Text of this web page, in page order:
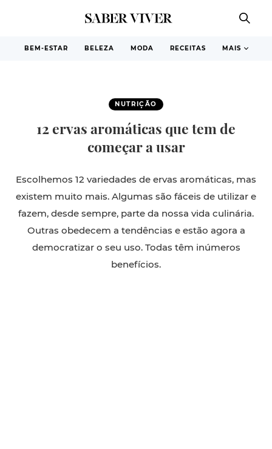
BEM-ESTAR BELEZA MODA RECEITAS MAIS
NUTRIÇÃO
12 ervas aromáticas que tem de
começar a usar
Escolhemos 12 variedades de ervas aromáticas, mas
existem muito mais. Algumas são fáceis de utilizar e
fazem, desde sempre, parte da nossa vida culinária.
Outras obedecem a tendências e estão agora a
democratizar o seu uso. Todas têm inúmeros
benefícios.